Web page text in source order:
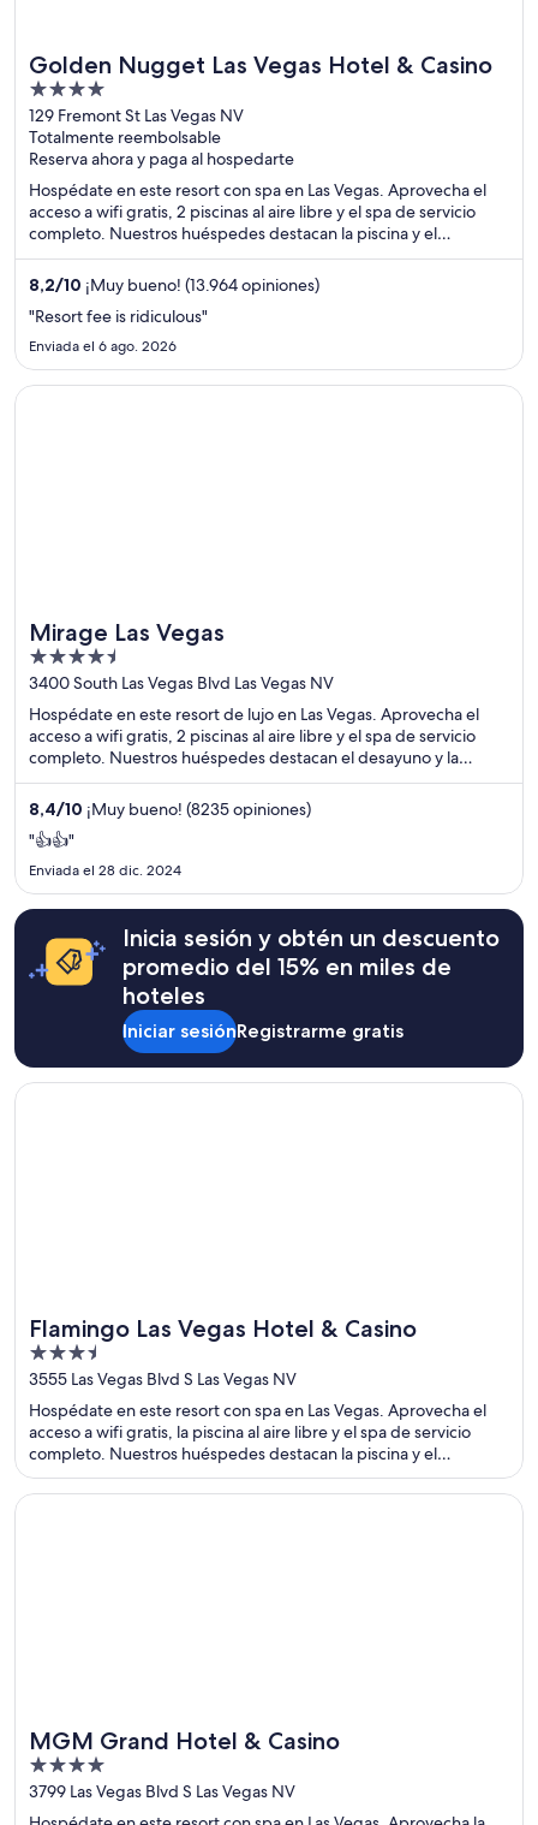
Golden Nugget Las Vegas Hotel & Casino
4
out
of
5
129 Fremont St Las Vegas NV
Totalmente reembolsable
Reserva ahora y paga al hospedarte
Hospédate en este resort con spa en Las Vegas. Aprovecha el
acceso a wifi gratis, 2 piscinas al aire libre y el spa de servicio
completo. Nuestros huéspedes destacan la piscina y el
restaurante en sus opiniones. Estarás muy cerca de atracciones
como Casino Golden Nugget y Fremont Street Experience.
8,2/10 ¡Muy bueno! (13.964 opiniones)
"Resort fee is ridiculous"
Enviada el 6 ago. 2026
Mirage Las Vegas
4.5
out
of
5
3400 South Las Vegas Blvd Las Vegas NV
Hospédate en este resort de lujo en Las Vegas. Aprovecha el
acceso a wifi gratis, 2 piscinas al aire libre y el spa de servicio
completo. Nuestros huéspedes destacan el desayuno y la
piscina en sus opiniones. Estarás muy cerca de atracciones como
Coliseo en Caesars Palace y Casino The Venetian.
8,4/10 ¡Muy bueno! (8235 opiniones)
"👍👍"
Enviada el 28 dic. 2024
Se abre en una nueva ventana
Mirage Las Vegas
Inicia sesión y obtén un descuento
promedio del 15% en miles de
hoteles
Iniciar sesiónRegistrarme gratis
Flamingo Las Vegas Hotel & Casino
3.5
out
of
5
3555 Las Vegas Blvd S Las Vegas NV
Hospédate en este resort con spa en Las Vegas. Aprovecha el
acceso a wifi gratis, la piscina al aire libre y el spa de servicio
completo. Nuestros huéspedes destacan la piscina y el
restaurante en sus opiniones. Estarás muy cerca de atracciones
como The Linq y Coliseo en Caesars Palace.
Se abre en una nueva ventana
Flamingo Las Vegas Hotel & Casino
MGM Grand Hotel & Casino
4
out
of
3799 Las Vegas Blvd S Las Vegas NV
Se abre en una nueva ventana
MGM Grand Hotel & Casino